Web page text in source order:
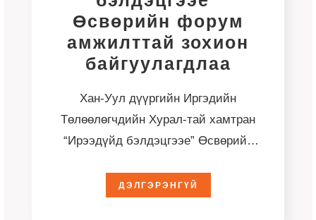
Өсвөрийн форум
амжилттай зохион
байгуулагдлаа
Хан-Уул дүүргийн Иргэдийн
Төлөөлөгчдийн Хурал-тай хамтран
“Ирээдүйд бэлдэцгээе” Өсвөрийн
21, 28-ны өдрүүдэд амжилттай
ДЭЛГЭРЭНГҮЙ